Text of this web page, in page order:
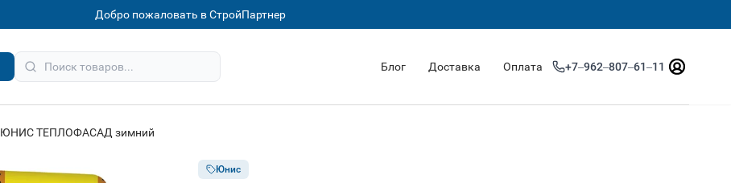
Добро пожаловать в СтройПартнер
Блог Доставка Оплата +7‒962‒807‒61‒11
ЮНИС ТЕПЛОФАСАД зимний
Юнис